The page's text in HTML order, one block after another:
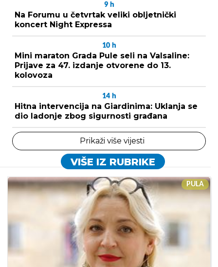
9 h
Na Forumu u četvrtak veliki obljetnički
koncert Night Expressa
10 h
Mini maraton Grada Pule seli na Valsaline:
Prijave za 47. izdanje otvorene do 13.
kolovoza
14 h
Hitna intervencija na Giardinima: Uklanja se
dio ladonje zbog sigurnosti građana
Prikaži više vijesti
VIŠE IZ RUBRIKE
PULA